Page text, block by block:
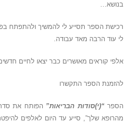
בנושא…
רכישת הספר תסייע לי להמשיך ולהתפתח
לי עוד הרבה מאד עבודה.
אלפי קוראים מאושרים כבר יצאו לחיים
להזמנת הספר התקשרו
הספר “(י)סודות הבריאות” הפותח את
מהרופא שלך”, סייע עד היום לאלפים